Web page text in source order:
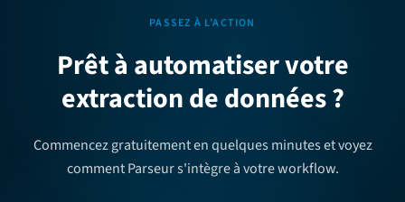
PASSEZ À L’ACTION
Prêt à automatiser votre
extraction de données ?
Commencez gratuitement en quelques minutes et voyez
comment Parseur s'intègre à votre workflow.